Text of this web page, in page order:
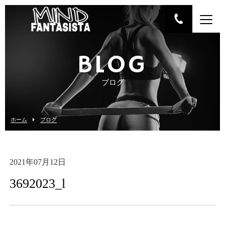
BLOG
ブログ
ホーム ブログ
2021年07月12日
3692023_l